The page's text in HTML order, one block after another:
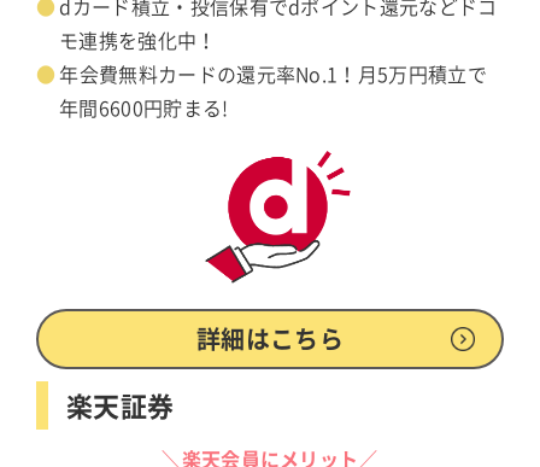
dカード積立・投信保有でdポイント還元などドコ
モ連携を強化中！
年会費無料カードの還元率No.1！月5万円積立で
年間6600円貯まる!
詳細はこちら
楽天証券
＼楽天会員にメリット／